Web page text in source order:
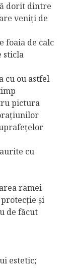
dorit dintre
veniți de
foaia de calc
sticla
cu ou astfel
pictura
cu
ramei
și
de făcut
estetic;